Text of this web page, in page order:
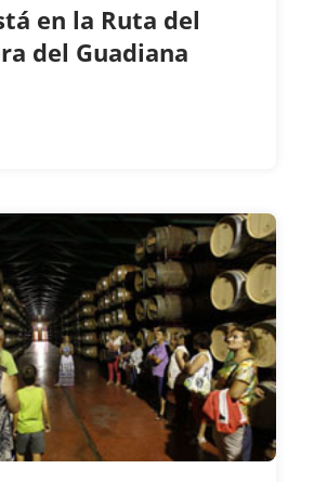
en la Ruta del
del Guadiana